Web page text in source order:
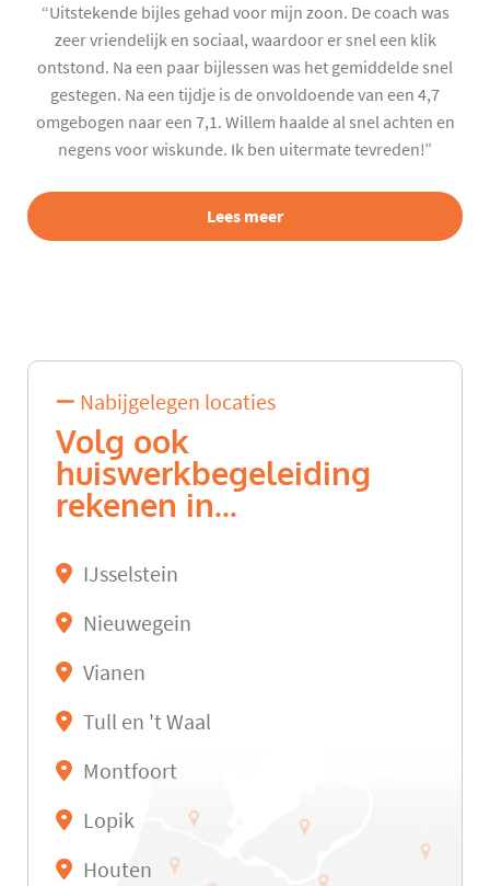
“Uitstekende bijles gehad voor mijn zoon. De coach was
zeer vriendelijk en sociaal, waardoor er snel een klik
ontstond. Na een paar bijlessen was het gemiddelde snel
gestegen. Na een tijdje is de onvoldoende van een 4,7
omgebogen naar een 7,1. Willem haalde al snel achten en
negens voor wiskunde. Ik ben uitermate tevreden!”
Lees meer
Nabijgelegen locaties
Volg ook
huiswerkbegeleiding
rekenen in...
IJsselstein
Nieuwegein
Vianen
Tull en 't Waal
Montfoort
Lopik
Houten